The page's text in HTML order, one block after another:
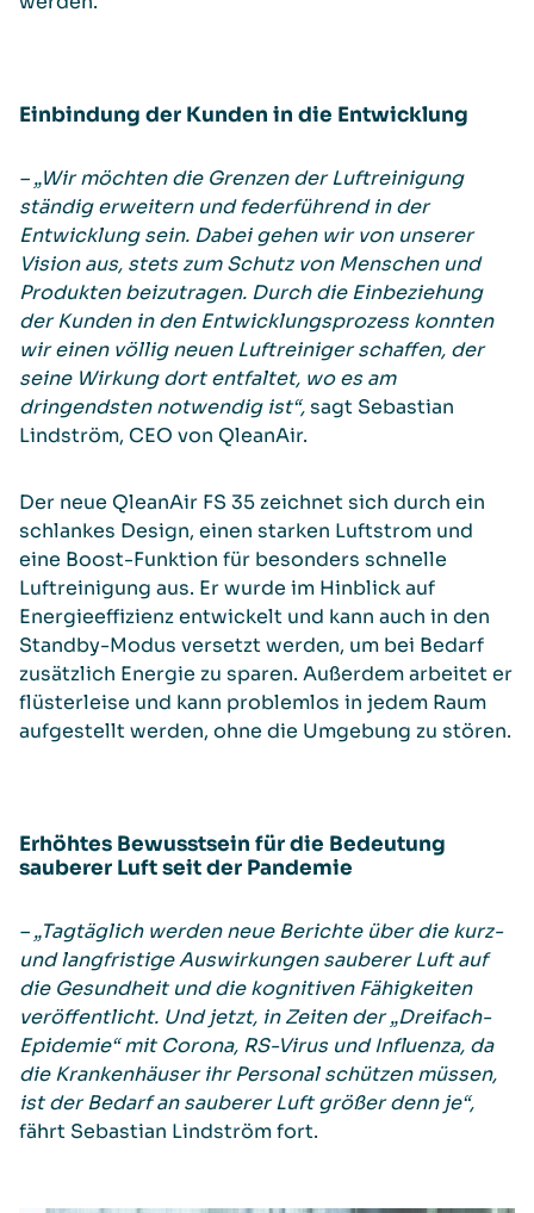
Einbindung der Kunden in die Entwicklung
–„Wir möchten die Grenzen der Luftreinigung
ständig erweitern und federführend in der
Entwicklung sein. Dabei gehen wir von unserer
Vision aus, stets zum Schutz von Menschen und
Produkten beizutragen. Durch die Einbeziehung
der Kunden in den Entwicklungsprozess konnten
wir einen völlig neuen Luftreiniger schaffen, der
seine Wirkung dort entfaltet, wo es am
dringendsten notwendig ist“,sagt Sebastian
Lindström, CEO von QleanAir.
Der neue QleanAir FS 35 zeichnet sich durch ein
schlankes Design, einen starken Luftstrom und
eine Boost-Funktion für besonders schnelle
Luftreinigung aus. Er wurde im Hinblick auf
Energieeffizienz entwickelt und kann auch in den
Standby-Modus versetzt werden, um bei Bedarf
zusätzlich Energie zu sparen. Außerdem arbeitet er
flüsterleise und kann problemlos in jedem Raum
aufgestellt werden, ohne die Umgebung zu stören.
Erhöhtes Bewusstsein für die Bedeutung
sauberer Luft seit der Pandemie
–„Tagtäglich werden neue Berichte über die kurz-
und langfristige Auswirkungen sauberer Luft auf
die Gesundheit und die kognitiven Fähigkeiten
veröffentlicht. Und jetzt, in Zeiten der „Dreifach-
Epidemie“ mit Corona, RS-Virus und Influenza, da
die Krankenhäuser ihr Personal schützen müssen,
ist der Bedarf an sauberer Luft größer denn je“,
fährt Sebastian Lindström fort.